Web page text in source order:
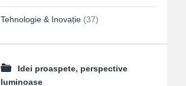
Tehnologie & Inovație (37)
Idei proaspete, perspective
luminoase